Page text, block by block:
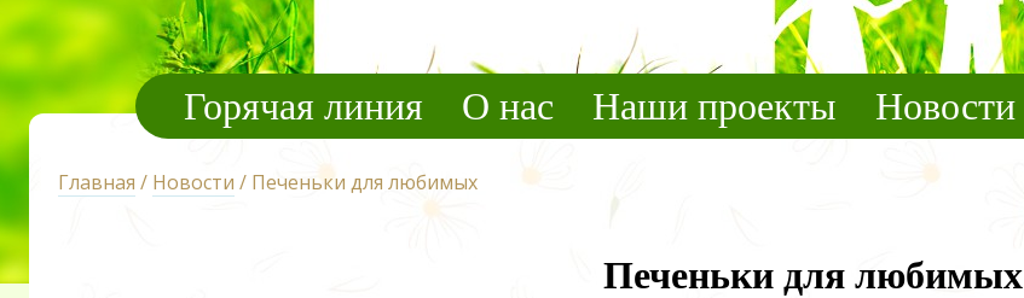
Горячая линия О нас Наши проекты Новости
Главная / Новости / Печеньки для любимых
Печеньки для любимых